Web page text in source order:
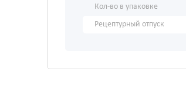
Кол-во в упаковке
Рецептурный отпуск